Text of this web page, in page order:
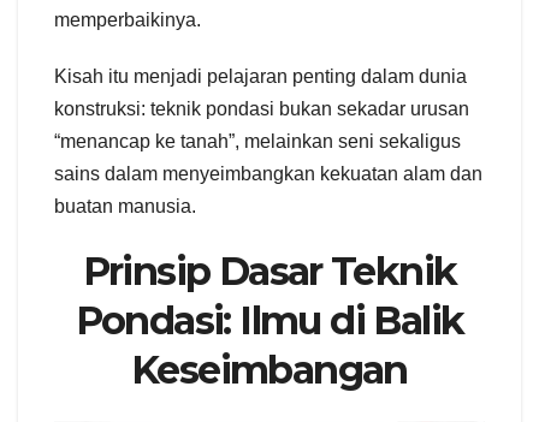
memperbaikinya.
Kisah itu menjadi pelajaran penting dalam dunia
konstruksi: teknik pondasi bukan sekadar urusan
“menancap ke tanah”, melainkan seni sekaligus
sains dalam menyeimbangkan kekuatan alam dan
buatan manusia.
Prinsip Dasar Teknik
Pondasi: Ilmu di Balik
Keseimbangan